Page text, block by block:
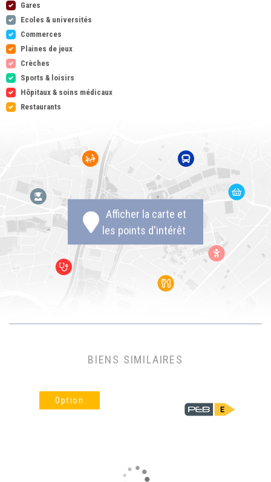
Gares
Ecoles & universités
Commerces
Plaines de jeux
Crèches
Sports & loisirs
Hôpitaux & soins médicaux
Restaurants
Afficher la carte et
les points d'intérêt
BIENS SIMILAIRES
Option